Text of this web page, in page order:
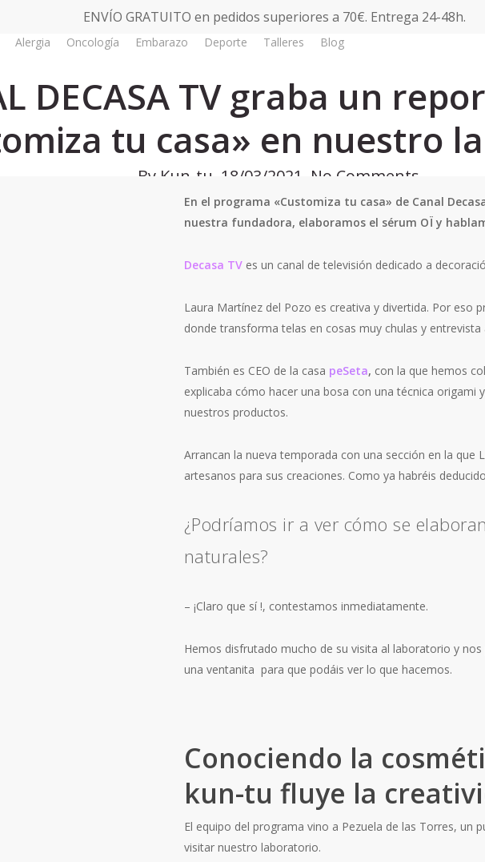
ENVÍO GRATUITO en pedidos superiores a 70€. Entrega 24-48h.
Alergia Oncología Embarazo Deporte Talleres Blog
DECASA TV graba un
tu casa» en nuestro
By Kun-tu 18/03/2021 No Comments
En el programa «Customiza tu casa» de Canal
nuestra fundadora, elaboramos el sérum OÏ y
Decasa TVes un canal de televisión dedicado a
Laura Martínez del Pozo es creativa y divertida. Por eso
donde transforma telas en cosas muy chulas y
También es CEO de la casa peSeta, con la que hemos
explicaba cómo hacer una bosa con una técnica origami
nuestros productos.
Arrancan la nueva temporada con una sección en la que
artesanos para sus creaciones. Como ya habréis
¿Podríamos ir a ver cómo se
naturales?
– ¡Claro que sí !, contestamos inmediatamente.
Hemos disfrutado mucho de su visita al laboratorio y
una ventanita para que podáis ver lo que hacemos.
Conociendo la
kun-tu fluye la
El equipo del programa vino a Pezuela de las Torres, un
visitar nuestro laboratorio.